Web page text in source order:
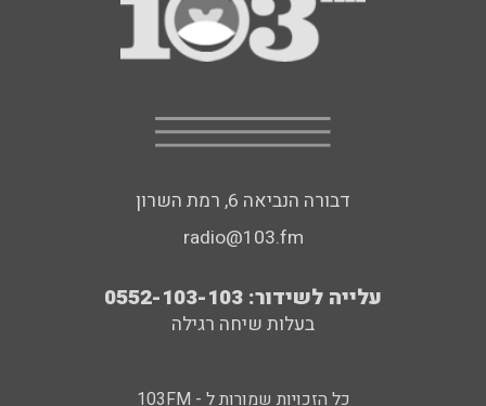
דבורה הנביאה 6, רמת השרון
radio@103.fm
עלייה לשידור: 0552-103-103
בעלות שיחה רגילה
כל הזכויות שמורות ל - 103FM